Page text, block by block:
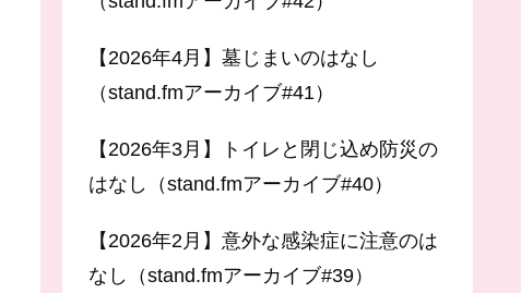
【2026年4月】墓じまいのはなし
（stand.fmアーカイブ#41）
【2026年3月】トイレと閉じ込め防災の
はなし（stand.fmアーカイブ#40）
【2026年2月】意外な感染症に注意のは
なし（stand.fmアーカイブ#39）